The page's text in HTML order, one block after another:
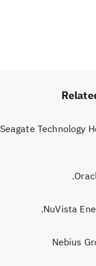
Seagate Technology
NuVista
Nebius